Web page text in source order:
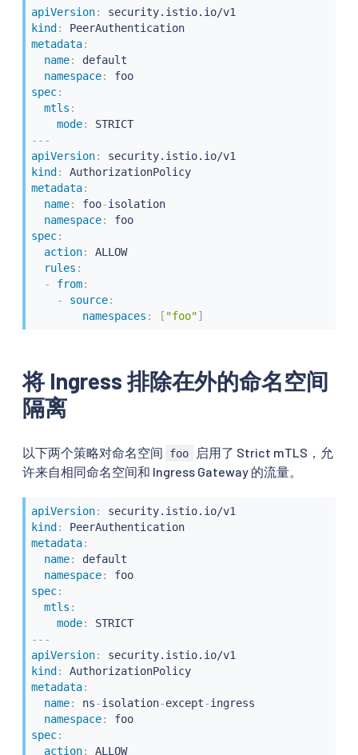
apiVersion:
kind :
PeerAuthentication
metadata:
name:
default
namespace:
foo
spec:
mtls :
mode:
STRICT
---
apiVersion:
kind :
AuthorizationPolicy
metadata:
name: foo-isolation
namespace:
foo
spec:
action:
ALLOW
rules :
-
from:
-
source:
namespaces : [ "foo"]
将 Ingress 排除在外的命名空间
隔离
以下两个策略对命名空间 foo
启用了 Strict mTLS，允
许来自相同命名空间和 Ingress Gateway 的流量。
apiVersion:
kind:
PeerAuthentication
metadata:
name:
default
namespace:
foo
spec:
mtls :
mode:
STRICT
---
apiVersion:
kind:
AuthorizationPolicy
metadata:
name: ns-isolation-except-ingress
namespace:
foo
spec:
action: ALLOW